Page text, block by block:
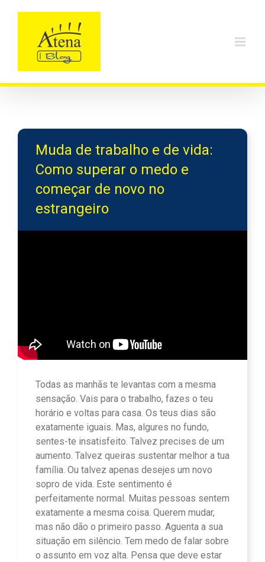
Muda de trabalho e de vida:
Como superar o medo e
começar de novo no
estrangeiro
Todas as manhãs te levantas com a mesma
sensação. Vais para o trabalho, fazes o teu
horário e voltas para casa. Os teus dias são
exatamente iguais. Mas, algures no fundo,
sentes-te insatisfeito. Talvez precises de um
aumento. Talvez queiras sustentar melhor a tua
família. Ou talvez apenas desejes um novo
sopro de vida. Este sentimento é
perfeitamente normal. Muitas pessoas sentem
exatamente a mesma coisa. Querem mudar,
mas não dão o primeiro passo. Aguenta a sua
situação em silêncio. Tem medo de falar sobre
o assunto em voz alta. Pensa que deve estar